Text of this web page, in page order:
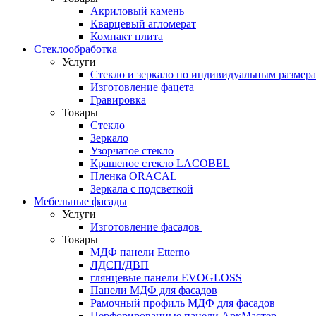
Акриловый камень
Кварцевый агломерат
Компакт плита
Стеклообработка
Услуги
Стекло и зеркало по индивидуальным
Изготовление фацета
Гравировка
Товары
Стекло
Зеркало
Узорчатое стекло
Крашеное стекло LACOBEL
Пленка ORACAL
Зеркала с подсветкой
Мебельные фасады
Услуги
Изготовление фасадов
Товары
МДФ панели Etterno
ЛДСП/ДВП
глянцевые панели EVOGLOSS
Панели МДФ для фасадов
Рамочный профиль МДФ для фасадов